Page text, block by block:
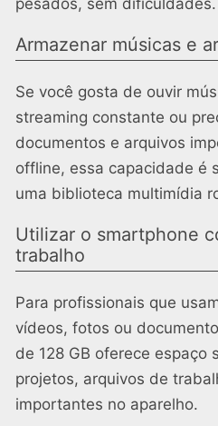
pesados, sem dificuldades.
Armazenar músicas e
Se você gosta de ouvir
streaming constante ou
documentos e arquivos
offline, essa capacidade é
uma biblioteca multimídia
Utilizar o smartphone
trabalho
Para profissionais que
vídeos, fotos ou
de 128 GB oferece espaço
projetos, arquivos de
importantes no aparelho.